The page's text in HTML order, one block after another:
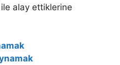
alay ettiklerine